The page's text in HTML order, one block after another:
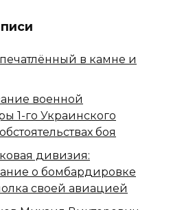
в камне и
военной
1-го Украинского
боя
дивизия:
о бомбардировке
своей авиацией